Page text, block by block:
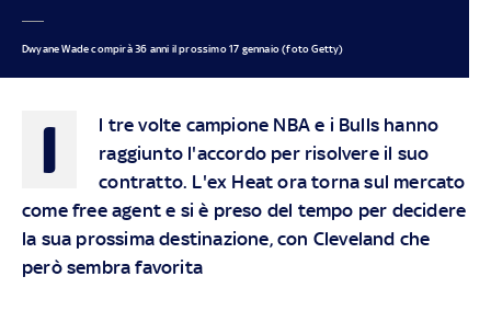
Dwyane Wade compirà 36 anni il prossimo 17 gennaio (foto Getty)
I
l tre volte campione NBA e i Bulls hanno
raggiunto l'accordo per risolvere il suo
contratto. L'ex Heat ora torna sul mercato
come free agent e si è preso del tempo per decidere
la sua prossima destinazione, con Cleveland che
però sembra favorita